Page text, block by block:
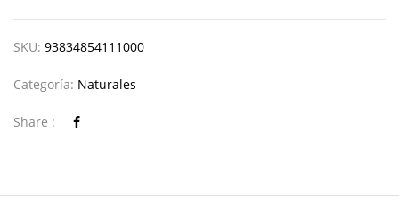
SKU: 93834854111000
Categoría: Naturales
Share :